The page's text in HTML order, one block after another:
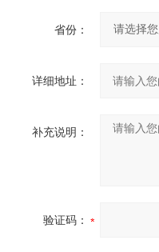
省份：
详细地址：
补充说明：
验证码：